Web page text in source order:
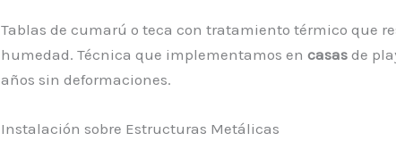
Tablas de cumarú o teca con tratamiento térmico que
humedad. Técnica que implementamos en casas de
años sin deformaciones.
Instalación sobre Estructuras Metálicas